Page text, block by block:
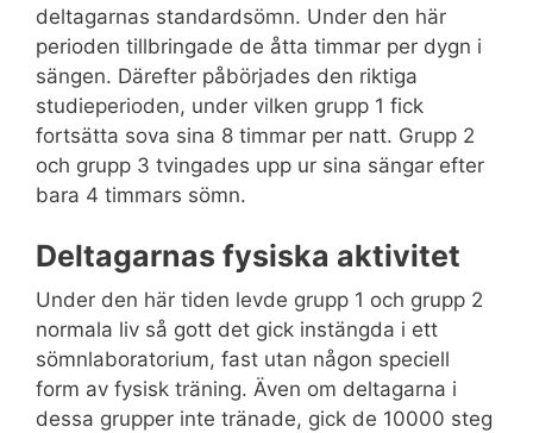
deltagarnas standardsömn. Under den här
perioden tillbringade de åtta timmar per dygn i
sängen. Därefter påbörjades den riktiga
studieperioden, under vilken grupp 1 fick
fortsätta sova sina 8 timmar per natt. Grupp 2
och grupp 3 tvingades upp ur sina sängar efter
bara 4 timmars sömn.
Deltagarnas fysiska aktivitet
Under den här tiden levde grupp 1 och grupp 2
normala liv så gott det gick instängda i ett
sömnlaboratorium, fast utan någon speciell
form av fysisk träning. Även om deltagarna i
dessa grupper inte tränade, gick de 10000 steg